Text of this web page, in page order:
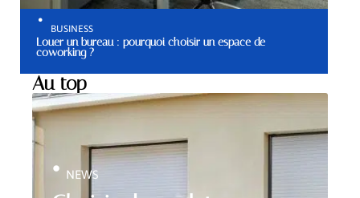
BUSINESS
Louer un bureau : pourquoi choisir un espace de
coworking ?
Au top
NEWS